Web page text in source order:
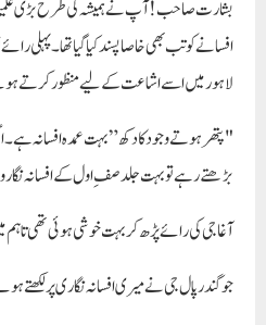
بشارت صاحب! آپ نے ہمیشہ کی طرح بڑی
افسانے کو تب بھی خاصاپسند کیا گیا تھا ۔پہلی
لاہور میں اسے اشاعت کے لیے منظور کرتے
"پتھر ہوتے وجود کا دکھ” بہت عمدہ افسانہ ہے
بڑھتے رہے تو بہت جلد صفِ اول کے افسانہ
آغا جی کی رائے پڑھ کر بہت خوشی ہوئی تھی تاہم
جوگندرپال جی نے میری افسانہ نگاری پر لکھتے